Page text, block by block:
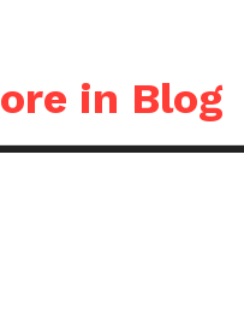
in Blog